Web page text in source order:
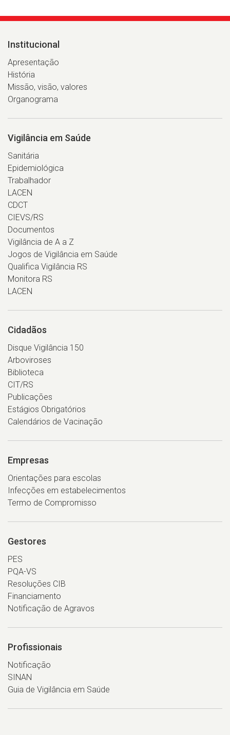
Institucional
Apresentação
História
Missão, visão, valores
Organograma
Vigilância em Saúde
Sanitária
Epidemiológica
Trabalhador
LACEN
CDCT
CIEVS/RS
Documentos
Vigilância de A a Z
Jogos de Vigilância em Saúde
Qualifica Vigilância RS
Monitora RS
LACEN
Cidadãos
Disque Vigilância 150
Arboviroses
Biblioteca
CIT/RS
Publicações
Estágios Obrigatórios
Calendários de Vacinação
Empresas
Orientações para escolas
Infecções em estabelecimentos
Termo de Compromisso
Gestores
PES
PQA-VS
Resoluções CIB
Financiamento
Notificação de Agravos
Profissionais
Notificação
SINAN
Guia de Vigilância em Saúde